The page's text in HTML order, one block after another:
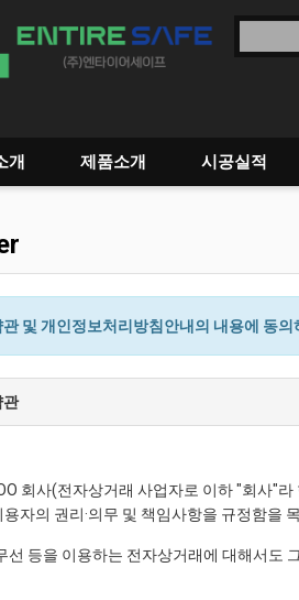
개 제품소개 시공실적
및 개인정보처리방침안내의 내용에 동
관
회사(전자상거래 사업자로 이하 "회사"
자의 권리·의무 및 책임사항을 규정함을
선 등을 이용하는 전자상거래에 대해서도